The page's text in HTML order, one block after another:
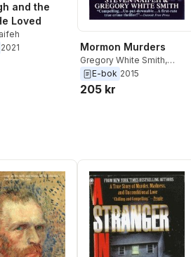
and the
Loved
2021
Mormon Murders
Gregory White Smith,
Steven Naifeh
E-bok 2015
205 kr